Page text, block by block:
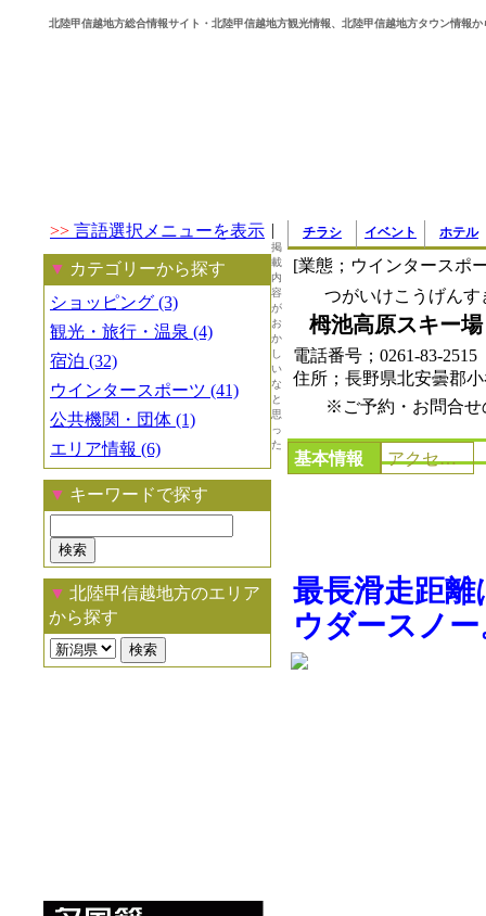
北陸甲信越地方総合情報サイト・北陸甲信越地方観光情報、北陸甲信越地方タウン情報
>> 言語選択メニューを表示
▼ カテゴリーから探す
ショッピング (3)
観光・旅行・温泉 (4)
宿泊 (32)
ウインタースポーツ (41)
公共機関・団体 (1)
エリア情報 (6)
▼ キーワードで探す
▼ 北陸甲信越地方のエリア
から探す
チラシ イベント ホテル
[業態；ウインタースポ
つがいけこうげんす
栂池高原スキー場
電話番号；0261-83-
住所；長野県北安曇郡
※ご予約・お問合せ
基本情報 アクセス・地図
最長滑走距
ウダースノー
|
掲
載
内
容
が
お
か
し
い
な
と
思
っ
た